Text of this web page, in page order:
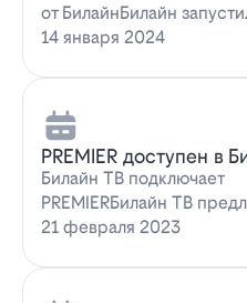
от БилайнБилайн
услугу – "Общий баланс"…
14 января 2024
PREMIER доступен в
Билайн ТВ подключает
PREMIERБилайн ТВ
подписку на PREMIER.
21 февраля 2023